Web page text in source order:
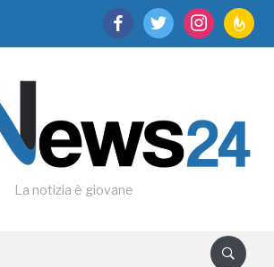
facebooktwitter instagram
La notizia è giovane